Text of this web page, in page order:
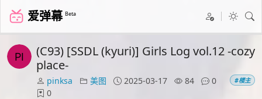
爱弹幕 Beta
(C93) [SSDL (kyuri)] Girls Log vol.12 -cozy
place-
pinksa 美图 2025-03-17 84
0
0
#楼主